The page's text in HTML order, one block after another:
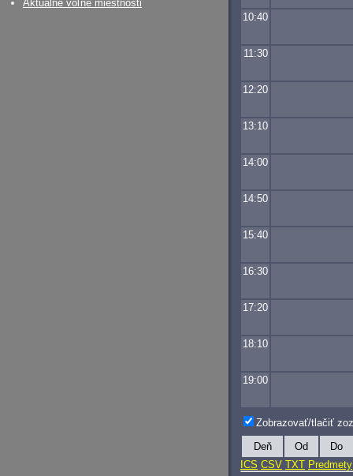
10:40
11:30
12:20
13:10
14:00
14:50
15:40
16:30
17:20
18:10
19:00
Zobrazovať/tlačiť
Deň Od
Do
ICS CSV TXT Predmety
Aktuálne voľné miestnosti